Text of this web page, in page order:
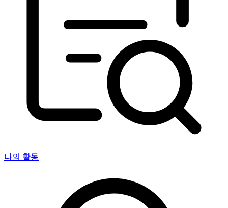
나의 활동